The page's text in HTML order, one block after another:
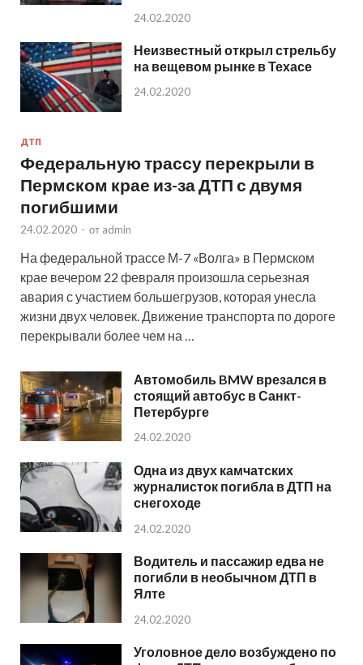
24.02.2020
Неизвестный открыл стрельбу
на вещевом рынке в Техасе
24.02.2020
ДТП
Федеральную трассу перекрыли в
Пермском крае из-за ДТП с двумя
погибшими
24.02.2020 - от admin
На федеральной трассе М-7 «Волга» в Пермском
крае вечером 22 февраля произошла серьезная
авария с участием большегрузов, которая унесла
жизни двух человек. Движение транспорта по дороге
перекрывали более чем на …
Автомобиль BMW врезался в
стоящий автобус в Санкт-
Петербурге
24.02.2020
Одна из двух камчатских
журналисток погибла в ДТП на
снегоходе
24.02.2020
Водитель и пассажир едва не
погибли в необычном ДТП в
Ялте
24.02.2020
Уголовное дело возбуждено по